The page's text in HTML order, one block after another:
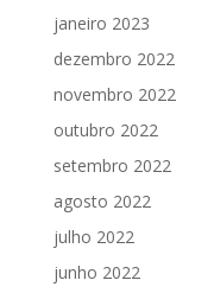
janeiro 2023
dezembro 2022
novembro 2022
outubro 2022
setembro 2022
agosto 2022
julho 2022
junho 2022